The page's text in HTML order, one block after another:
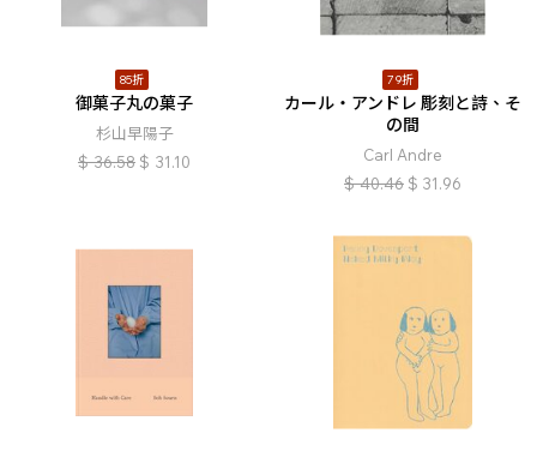
85折
御菓子丸の菓子
杉山早陽子
$ 36.58 $ 31.10
79折
カール・アンドレ 彫刻と詩、そ
の間
Carl Andre
$ 40.46 $ 31.96